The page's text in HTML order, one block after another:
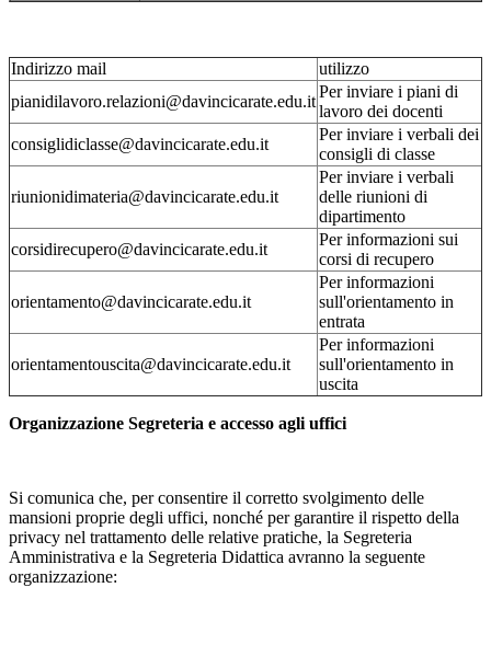
Indirizzo mail
utilizzo
pianidilavoro.relazioni@davincicarate.edu.it
Per inviare i piani di
lavoro dei docenti
consiglidiclasse@davincicarate.edu.it
Per inviare i verbali dei
consigli di classe
riunionidimateria@davincicarate.edu.it
Per inviare i verbali
delle riunioni di
dipartimento
corsidirecupero@davincicarate.edu.it
Per informazioni sui
corsi di recupero
orientamento@davincicarate.edu.it
Per informazioni
sull'orientamento in
entrata
orientamentouscita@davincicarate.edu.it
Per informazioni
sull'orientamento in
uscita
Organizzazione Segreteria e accesso agli uffici
Si comunica che, per consentire il corretto svolgimento delle
mansioni proprie degli uffici, nonché per garantire il rispetto della
privacy nel trattamento delle relative pratiche, la Segreteria
Amministrativa e la Segreteria Didattica avranno la seguente
organizzazione: